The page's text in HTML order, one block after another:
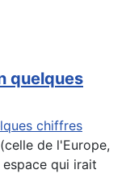
quelques
de l'Europe,
qui irait